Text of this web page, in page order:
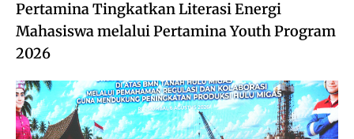
Pertamina Tingkatkan Literasi Energi
Mahasiswa melalui Pertamina Youth Program
2026